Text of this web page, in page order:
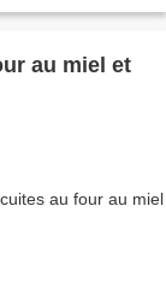
au miel et